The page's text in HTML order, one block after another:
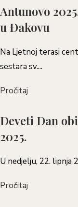
Antunovo
u Đakovu
Na Ljetnoj terasi
sestara sv....
Pročitaj
Deveti Dan
2025.
U nedjelju, 22. lipnja
Pročitaj